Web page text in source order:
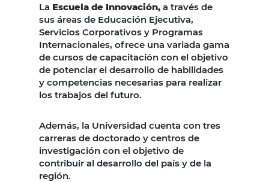
La Escuela de Innovación, a través de
sus áreas de Educación Ejecutiva,
Servicios Corporativos y Programas
Internacionales, ofrece una variada gama
de cursos de capacitación con el objetivo
de potenciar el desarrollo de habilidades
y competencias necesarias para realizar
los trabajos del futuro.
Además, la Universidad cuenta con tres
carreras de doctorado y centros de
investigación con el objetivo de
contribuir al desarrollo del país y de la
región.